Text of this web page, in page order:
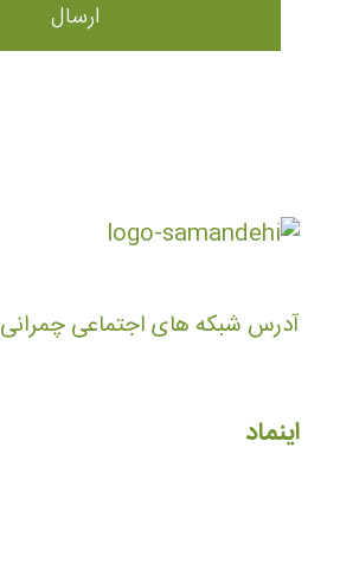
آدرس شبکه های اجتماعی چمرانی
اینماد